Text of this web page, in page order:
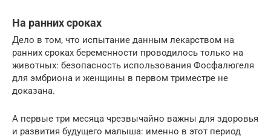
На ранних сроках
Дело в том, что испытание данным лекарством на
ранних сроках беременности проводилось только на
животных: безопасность использования Фосфалюгеля
для эмбриона и женщины в первом триместре не
доказана.
А первые три месяца чрезвычайно важны для здоровья
и развития будущего малыша: именно в этот период